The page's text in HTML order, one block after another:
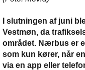
I slutningen af juni
Vestmøn, da
området. Nærbus er
som kun kører, når
via en app eller